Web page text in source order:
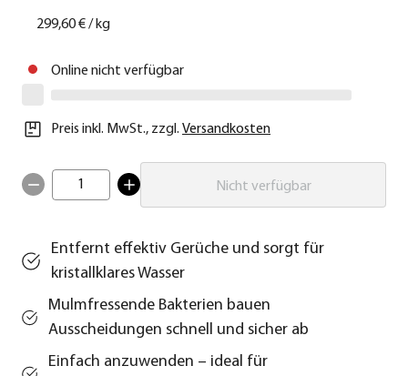
299,60 €/ kg
Online nicht verfügbar
Preis inkl. MwSt., zzgl. Versandkosten
1 Nicht verfügbar
Entfernt effektiv Gerüche und sorgt für
kristallklares Wasser
Mulmfressende Bakterien bauen
Ausscheidungen schnell und sicher ab
Einfach anzuwenden – ideal für